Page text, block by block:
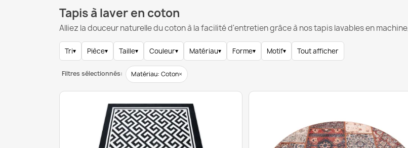
Tapis à laver en coton
Alliez la douceur naturelle du coton à la facilité d'entretien grâce à nos tapis lavables en
Tri▾ Pièce▾ Taille▾ Couleur▾ Matériau▾ Forme▾ Motif▾ Tout afficher
Filtres sélectionnés: Matériau: Coton×